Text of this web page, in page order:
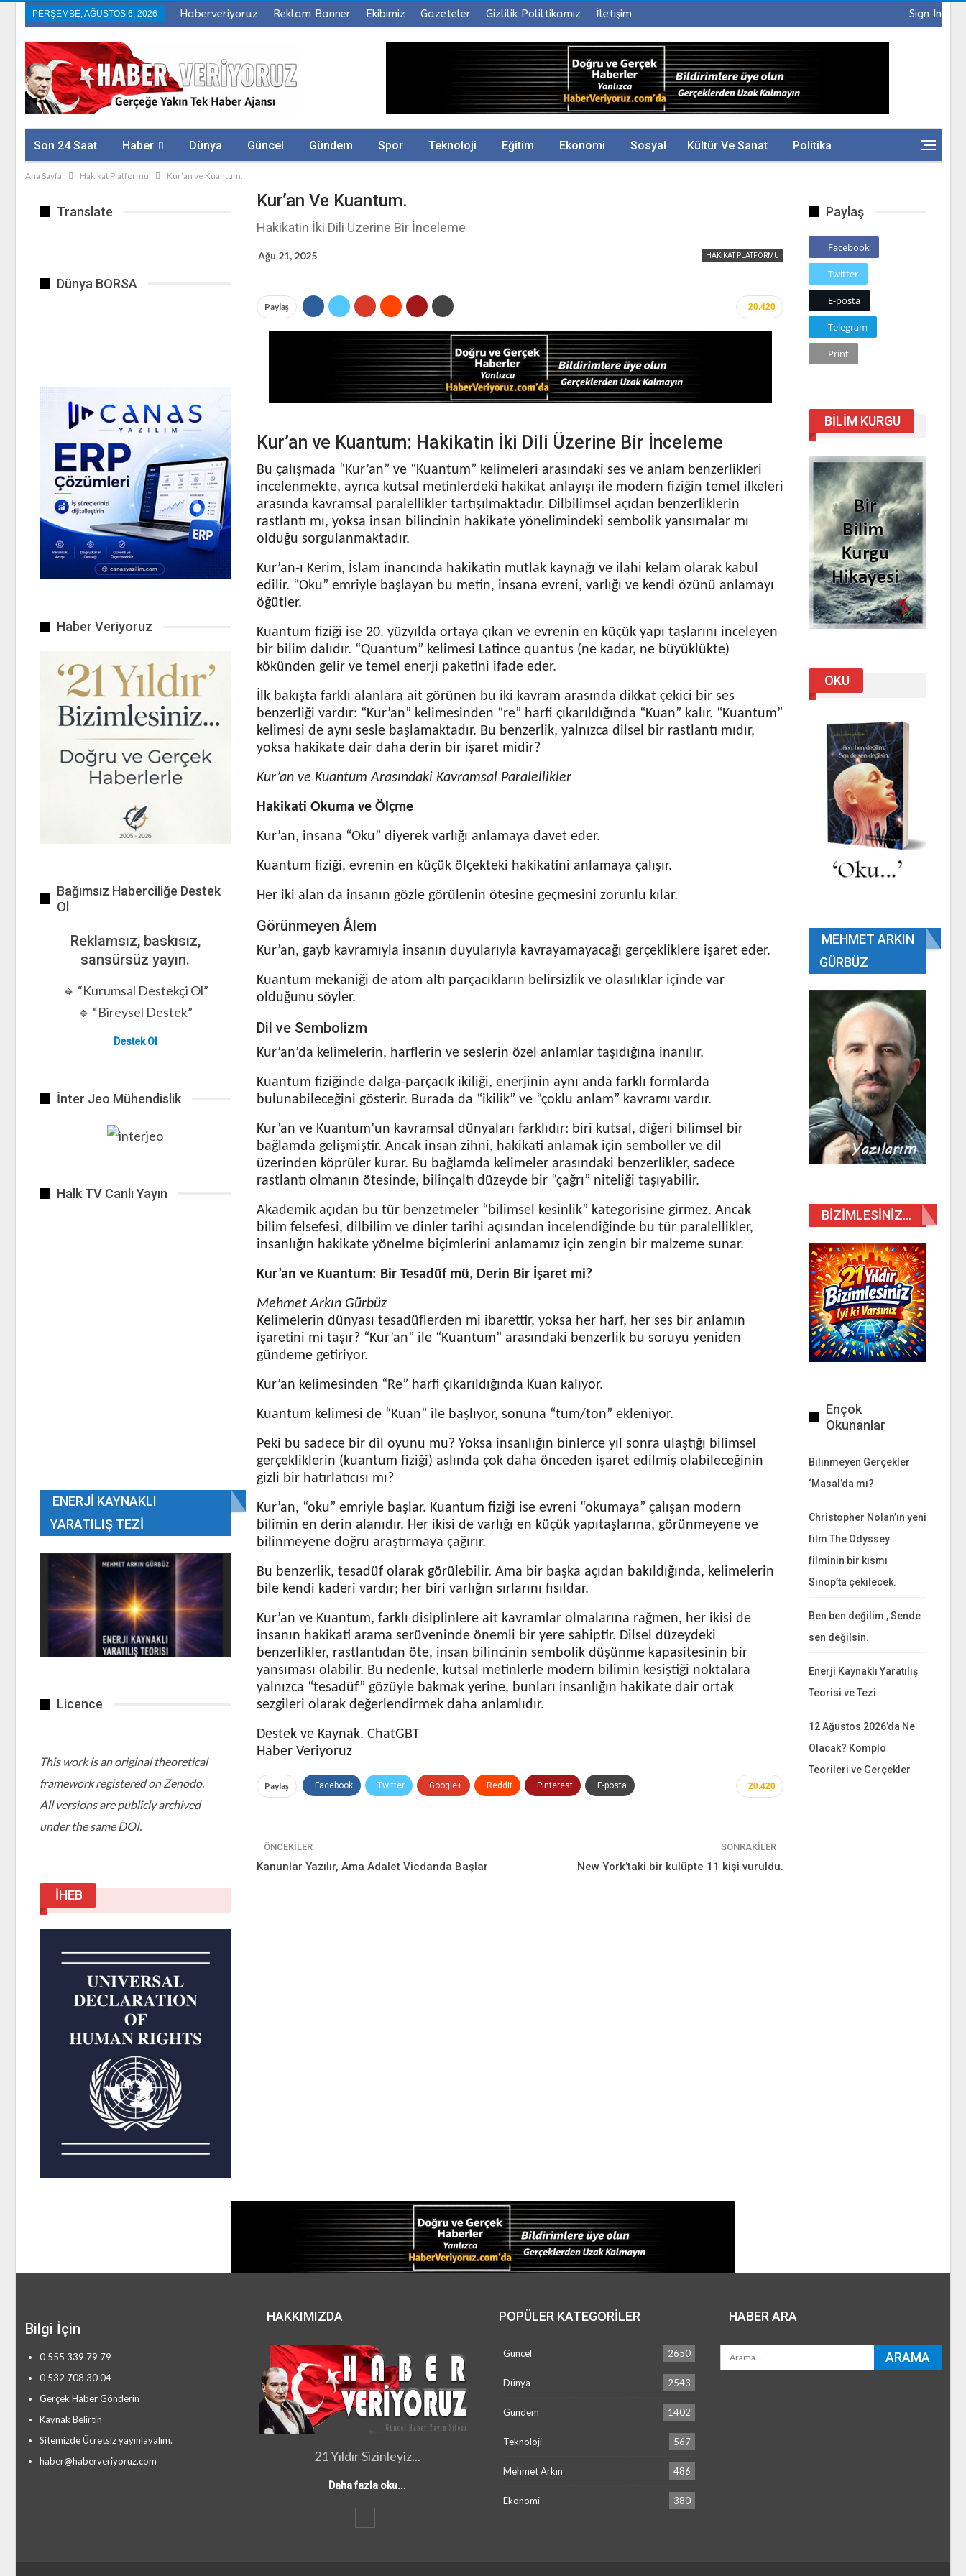
Sign In
PERŞEMBE, AĞUSTOS 6, 2026 Haberveriyoruz Reklam Banner Ekibimiz Gazeteler Gizlilik Poliltikamız İletişim
Son 24 Saat Haber Dünya Güncel Gündem Spor Teknoloji Eğitim Ekonomi Sosyal Kültür Ve Sanat Politika
Sağlık Firmalar
Ana Sayfa Hakikat Platformu Kur’an ve Kuantum.
Kur’an Ve Kuantum.
Hakikatin İki Dili Üzerine Bir İnceleme
HAKIKAT PLATFORMU
Ağu 21, 2025
20.420
Paylaş
Kur’an ve Kuantum: Hakikatin İki Dili Üzerine Bir İnceleme
Bu çalışmada “Kur’an” ve “Kuantum” kelimeleri arasındaki ses ve anlam benzerlikleri
incelenmekte, ayrıca kutsal metinlerdeki hakikat anlayışı ile modern fiziğin temel ilkeleri
arasında kavramsal paralellikler tartışılmaktadır. Dilbilimsel açıdan benzerliklerin
rastlantı mı, yoksa insan bilincinin hakikate yönelimindeki sembolik yansımalar mı
olduğu sorgulanmaktadır.
Kur’an-ı Kerim, İslam inancında hakikatin mutlak kaynağı ve ilahi kelam olarak kabul
edilir. “Oku” emriyle başlayan bu metin, insana evreni, varlığı ve kendi özünü anlamayı
öğütler.
Kuantum fiziği ise 20. yüzyılda ortaya çıkan ve evrenin en küçük yapı taşlarını inceleyen
bir bilim dalıdır. “Quantum” kelimesi Latince quantus (ne kadar, ne büyüklükte)
kökünden gelir ve temel enerji paketini ifade eder.
İlk bakışta farklı alanlara ait görünen bu iki kavram arasında dikkat çekici bir ses
benzerliği vardır: “Kur’an” kelimesinden “re” harfi çıkarıldığında “Kuan” kalır. “Kuantum”
kelimesi de aynı sesle başlamaktadır. Bu benzerlik, yalnızca dilsel bir rastlantı mıdır,
yoksa hakikate dair daha derin bir işaret midir?
Kur’an ve Kuantum Arasındaki Kavramsal Paralellikler
Hakikati Okuma ve Ölçme
Kur’an, insana “Oku” diyerek varlığı anlamaya davet eder.
Kuantum fiziği, evrenin en küçük ölçekteki hakikatini anlamaya çalışır.
Her iki alan da insanın gözle görülenin ötesine geçmesini zorunlu kılar.
Görünmeyen Âlem
Kur’an, gayb kavramıyla insanın duyularıyla kavrayamayacağı gerçekliklere işaret eder.
Kuantum mekaniği de atom altı parçacıkların belirsizlik ve olasılıklar içinde var
olduğunu söyler.
Dil ve Sembolizm
Kur’an’da kelimelerin, harflerin ve seslerin özel anlamlar taşıdığına inanılır.
Kuantum fiziğinde dalga-parçacık ikiliği, enerjinin aynı anda farklı formlarda
bulunabileceğini gösterir. Burada da “ikilik” ve “çoklu anlam” kavramı vardır.
Kur’an ve Kuantum’un kavramsal dünyaları farklıdır: biri kutsal, diğeri bilimsel bir
bağlamda gelişmiştir. Ancak insan zihni, hakikati anlamak için semboller ve dil
üzerinden köprüler kurar. Bu bağlamda kelimeler arasındaki benzerlikler, sadece
rastlantı olmanın ötesinde, bilinçaltı düzeyde bir “çağrı” niteliği taşıyabilir.
Akademik açıdan bu tür benzetmeler “bilimsel kesinlik” kategorisine girmez. Ancak
bilim felsefesi, dilbilim ve dinler tarihi açısından incelendiğinde bu tür paralellikler,
insanlığın hakikate yönelme biçimlerini anlamamız için zengin bir malzeme sunar.
Kur’an ve Kuantum: Bir Tesadüf mü, Derin Bir İşaret mi?
Mehmet Arkın Gürbüz
Kelimelerin dünyası tesadüflerden mi ibarettir, yoksa her harf, her ses bir anlamın
işaretini mi taşır? “Kur’an” ile “Kuantum” arasındaki benzerlik bu soruyu yeniden
gündeme getiriyor.
Kur’an kelimesinden “Re” harfi çıkarıldığında Kuan kalıyor.
Kuantum kelimesi de “Kuan” ile başlıyor, sonuna “tum/ton” ekleniyor.
Peki bu sadece bir dil oyunu mu? Yoksa insanlığın binlerce yıl sonra ulaştığı bilimsel
gerçekliklerin (kuantum fiziği) aslında çok daha önceden işaret edilmiş olabileceğinin
gizli bir hatırlatıcısı mı?
Kur’an, “oku” emriyle başlar. Kuantum fiziği ise evreni “okumaya” çalışan modern
bilimin en derin alanıdır. Her ikisi de varlığı en küçük yapıtaşlarına, görünmeyene ve
bilinmeyene doğru araştırmaya çağırır.
Bu benzerlik, tesadüf olarak görülebilir. Ama bir başka açıdan bakıldığında, kelimelerin
bile kendi kaderi vardır; her biri varlığın sırlarını fısıldar.
Kur’an ve Kuantum, farklı disiplinlere ait kavramlar olmalarına rağmen, her ikisi de
insanın hakikati arama serüveninde önemli bir yere sahiptir. Dilsel düzeydeki
benzerlikler, rastlantıdan öte, insan bilincinin sembolik düşünme kapasitesinin bir
yansıması olabilir. Bu nedenle, kutsal metinlerle modern bilimin kesiştiği noktalara
yalnızca “tesadüf” gözüyle bakmak yerine, bunları insanlığın hakikate dair ortak
sezgileri olarak değerlendirmek daha anlamlıdır.
Destek ve Kaynak. ChatGBT
Haber Veriyoruz
20.420
Paylaş Facebook Twitter Google+ ReddIt Pinterest E-posta
ÖNCEKILER
Kanunlar Yazılır, Ama Adalet Vicdanda Başlar
SONRAKILER
New York’taki bir kulüpte 11 kişi vuruldu.
Translate
Dünya BORSA
Haber Veriyoruz
Bağımsız Haberciliğe Destek
Ol
Reklamsız, baskısız,
sansürsüz yayın.
🔹 “Kurumsal Destekçi Ol”
🔹 “Bireysel Destek”
Destek Ol
İnter Jeo Mühendislik
Halk TV Canlı Yayın
ENERJI KAYNAKLI
YARATILIŞ TEZI
Licence
This work is an original theoretical
framework registered on Zenodo.
All versions are publicly archived
under the same DOI.
İHEB
Paylaş
Facebook
Twitter
E-posta
Telegram
Print
BILIM KURGU
OKU
MEHMET ARKIN
GÜRBÜZ
BIZIMLESINIZ…
Ençok
Okunanlar
Bilinmeyen Gerçekler
‘Masal’da mı?
Christopher Nolan’ın yeni
film The Odyssey
filminin bir kısmı
Sinop’ta çekilecek.
Ben ben değilim , Sende
sen değilsin.
Enerji Kaynaklı Yaratılış
Teorisi ve Tezi
12 Ağustos 2026’da Ne
Olacak? Komplo
Teorileri ve Gerçekler
Bilgi İçin
0 555 339 79 79
0 532 708 30 04
Gerçek Haber Gönderin
Kaynak Belirtin
Sitemizde Ücretsiz yayınlayalım.
haber@haberveriyoruz.com
HAKKIMIZDA
21 Yıldır Sizinleyiz...
Daha fazla oku...
POPÜLER KATEGORILER
Güncel 2650
Dünya 2543
Gündem 1402
Teknoloji 567
Mehmet Arkın 486
Ekonomi 380
HABER ARA